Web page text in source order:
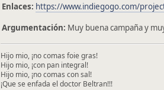
Enlaces: https://www.indiegogo.com/
Argumentación: Muy buena campaña y
Hijo mio, ¡no comas foie gras!
Hijo mio, ¡con pan integral!
Hijo mio, ¡no comas con sal!
¡Que se enfada el doctor Beltran!!!